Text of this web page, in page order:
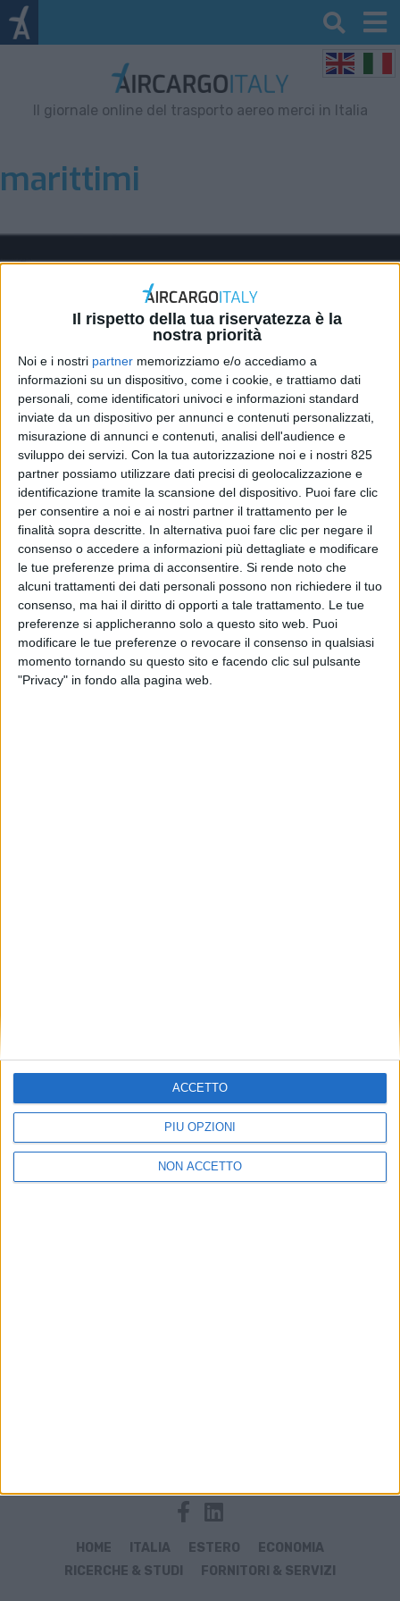
Il rispetto della tua riservatezza è la
nostra priorità
Noi e i nostri partner memorizziamo e/o accediamo a
informazioni su un dispositivo, come i cookie, e trattiamo dati
personali, come identificatori univoci e informazioni standard
inviate da un dispositivo per annunci e contenuti personalizzati,
misurazione di annunci e contenuti, analisi dell'audience e
sviluppo dei servizi. Con la tua autorizzazione noi e i nostri 825
partner possiamo utilizzare dati precisi di geolocalizzazione e
identificazione tramite la scansione del dispositivo. Puoi fare clic
per consentire a noi e ai nostri partner il trattamento per le
finalità sopra descritte. In alternativa puoi fare clic per negare il
consenso o accedere a informazioni più dettagliate e modificare
le tue preferenze prima di acconsentire. Si rende noto che
alcuni trattamenti dei dati personali possono non richiedere il tuo
consenso, ma hai il diritto di opporti a tale trattamento. Le tue
preferenze si applicheranno solo a questo sito web. Puoi
modificare le tue preferenze o revocare il consenso in qualsiasi
momento tornando su questo sito e facendo clic sul pulsante
"Privacy" in fondo alla pagina web.
PIÙ OPZIONI
NON ACCETTO
ACCETTO
Il giornale online del trasporto aereo merci in Italia
marittimi
La rivoluzione digitale
stravolge il business delle
spedizioni merci
ECONOMIA 15 NOVEMBRE 2018
HOME ITALIA ESTERO
ECONOMIA
RICERCHE & STUDI
FORNITORI & SERVIZI